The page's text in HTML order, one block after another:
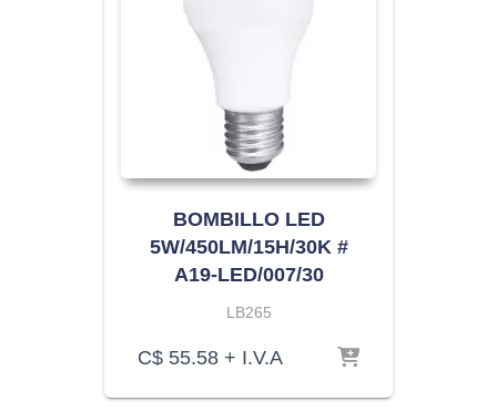
BOMBILLO LED
5W/450LM/15H/30K #
A19-LED/007/30
LB265
C$ 55.58 + I.V.A